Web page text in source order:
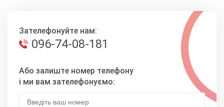
Зателефонуйте нам:
096-74-08-181
Або залиште номер телефону
і ми вам зателефонуємо: